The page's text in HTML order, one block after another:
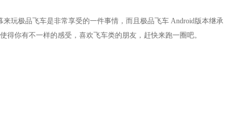
玩极品飞车是非常享受的一件事情，而且极品飞车 Android版本继承
得你有不一样的感受，喜欢飞车类的朋友，赶快来跑一圈吧。